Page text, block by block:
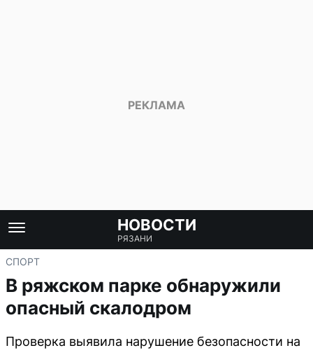
НОВОСТИ
РЯЗАНИ
СПОРТ
В ряжском парке обнаружили
опасный скалодром
Проверка выявила нарушение безопасности на